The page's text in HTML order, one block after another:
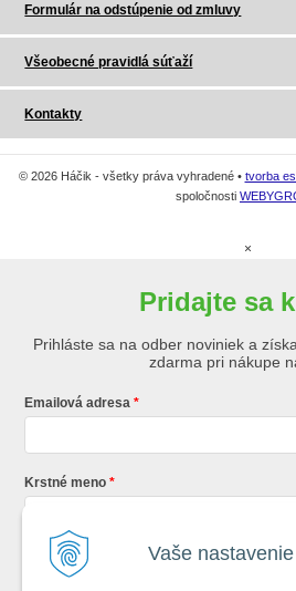
Vaše
Formulár na odstúpenie od zmluvy
Všeobecné pravidlá súťaží
Kontakty
© 2026 Háčik - všetky práva vyhradené • tvorba
spoločnosti
×
Pridajte sa
Prihláste sa na odber noviniek a
zdarma pri nákupe
Emailová adresa
Krstné meno
Registráciou súhlasíte so